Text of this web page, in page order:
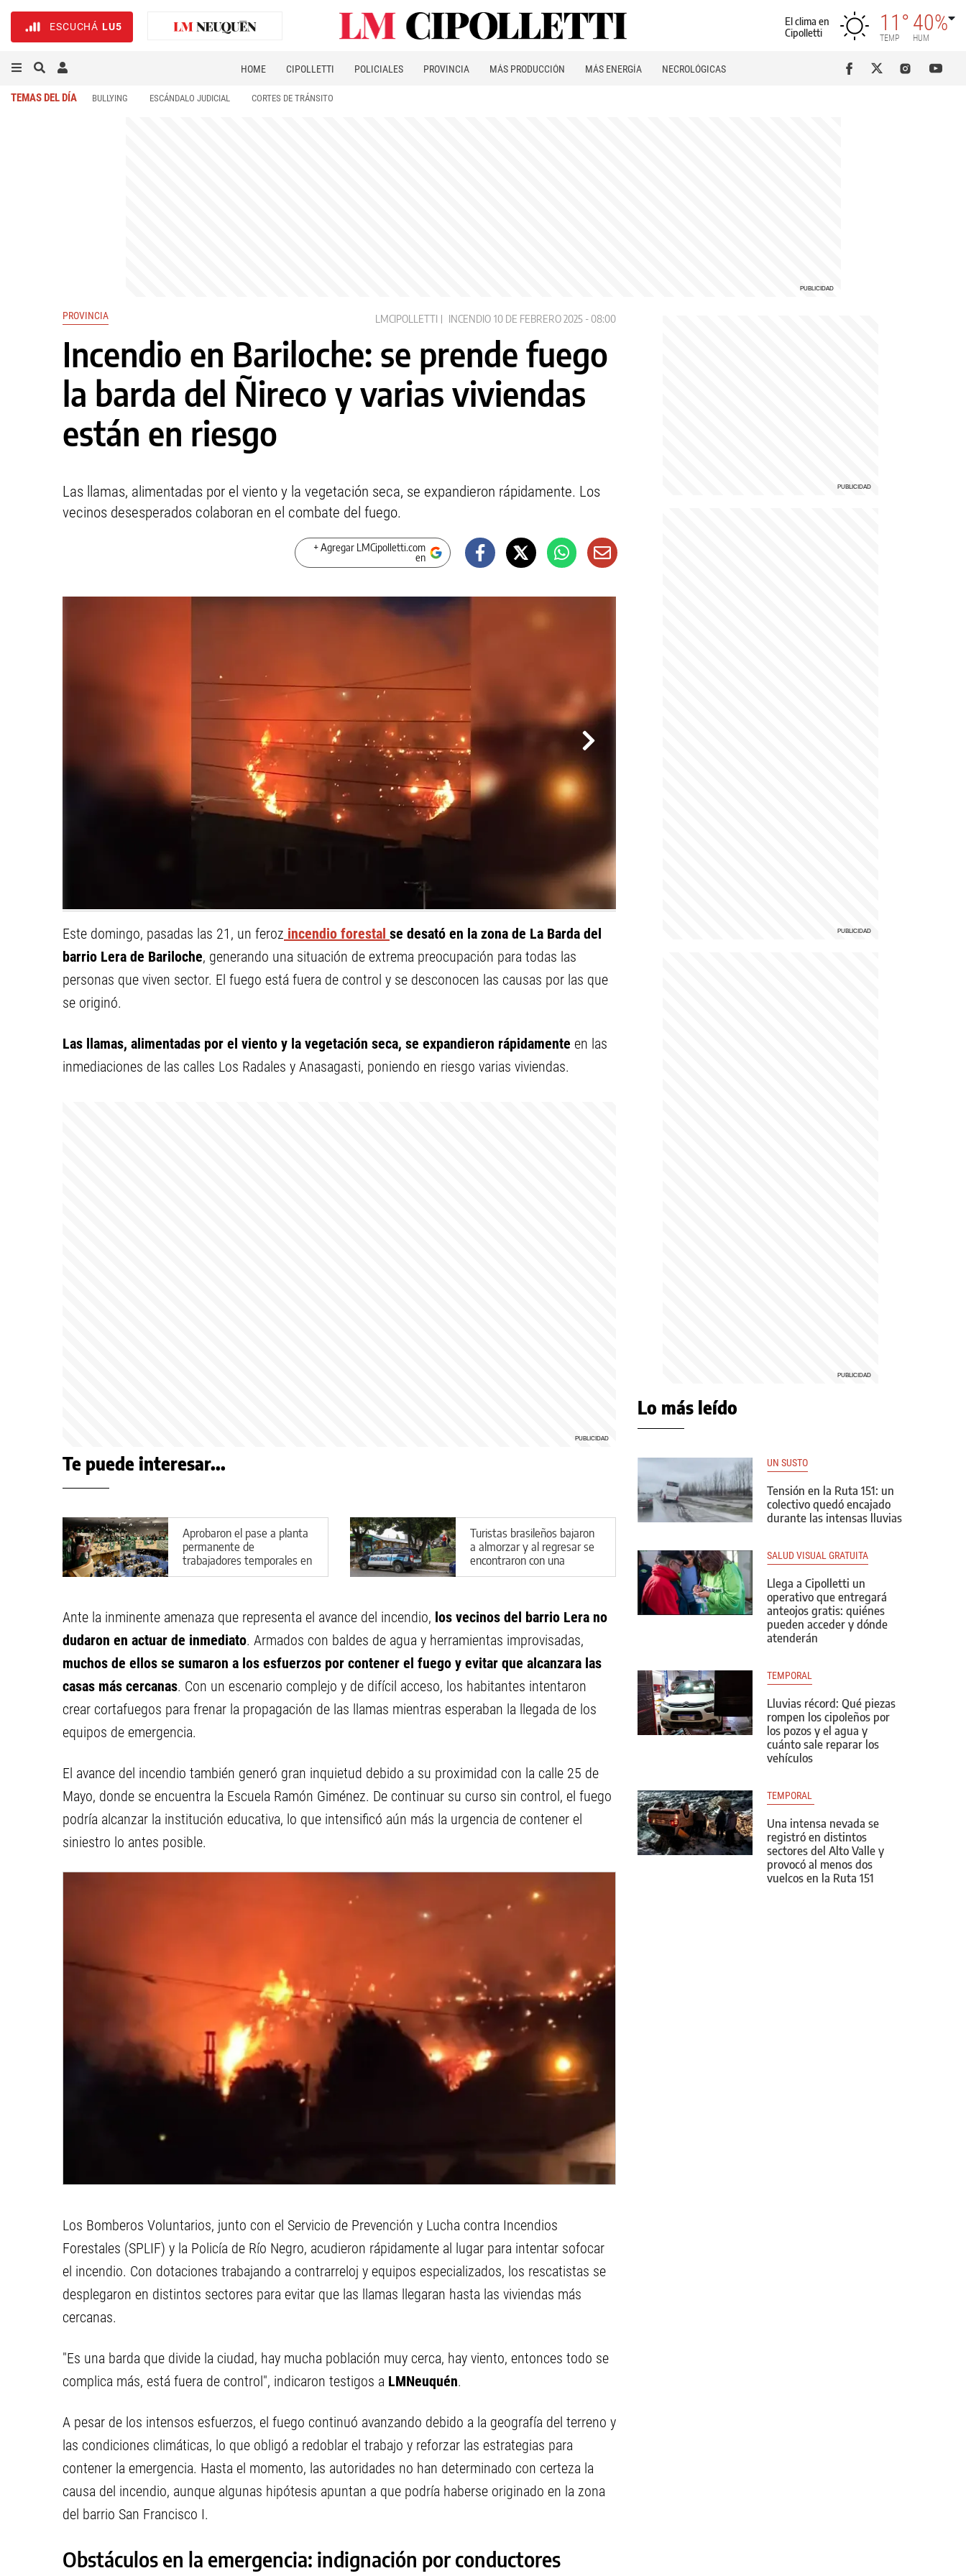
ESCUCHÁ LU5
El clima en
Cipolletti
11°
TEMP
40%
HUM
HOME CIPOLLETTI POLICIALES PROVINCIA MÁS PRODUCCIÓN MÁS ENERGÍA NECROLÓGICAS
TEMAS DEL DÍA BULLYING ESCÁNDALO JUDICIAL CORTES DE TRÁNSITO
PROVINCIA LMCIPOLLETTI INCENDIO 10 DE FEBRERO 2025 - 08:00
Incendio en Bariloche: se prende fuego
la barda del Ñireco y varias viviendas
están en riesgo
Las llamas, alimentadas por el viento y la vegetación seca, se expandieron rápidamente. Los
vecinos desesperados colaboran en el combate del fuego.
+ Agregar LMCipolletti.com
en
Este domingo, pasadas las 21, un feroz incendio forestal se desató en la zona de La Barda del
barrio Lera de Bariloche, generando una situación de extrema preocupación para todas las
personas que viven sector. El fuego está fuera de control y se desconocen las causas por las que
se originó.
Las llamas, alimentadas por el viento y la vegetación seca, se expandieron rápidamente en las
inmediaciones de las calles Los Radales y Anasagasti, poniendo en riesgo varias viviendas.
Te puede interesar...
Aprobaron el pase a planta
permanente de
trabajadores temporales en
Río Negro
Turistas brasileños bajaron
a almorzar y al regresar se
encontraron con una
pesadilla
Ante la inminente amenaza que representa el avance del incendio, los vecinos del barrio Lera no
dudaron en actuar de inmediato. Armados con baldes de agua y herramientas improvisadas,
muchos de ellos se sumaron a los esfuerzos por contener el fuego y evitar que alcanzara las
casas más cercanas. Con un escenario complejo y de difícil acceso, los habitantes intentaron
crear cortafuegos para frenar la propagación de las llamas mientras esperaban la llegada de los
equipos de emergencia.
El avance del incendio también generó gran inquietud debido a su proximidad con la calle 25 de
Mayo, donde se encuentra la Escuela Ramón Giménez. De continuar su curso sin control, el fuego
podría alcanzar la institución educativa, lo que intensificó aún más la urgencia de contener el
siniestro lo antes posible.
Los Bomberos Voluntarios, junto con el Servicio de Prevención y Lucha contra Incendios
Forestales (SPLIF) y la Policía de Río Negro, acudieron rápidamente al lugar para intentar sofocar
el incendio. Con dotaciones trabajando a contrarreloj y equipos especializados, los rescatistas se
desplegaron en distintos sectores para evitar que las llamas llegaran hasta las viviendas más
cercanas.
"Es una barda que divide la ciudad, hay mucha población muy cerca, hay viento, entonces todo se
complica más, está fuera de control", indicaron testigos a LMNeuquén.
A pesar de los intensos esfuerzos, el fuego continuó avanzando debido a la geografía del terreno y
las condiciones climáticas, lo que obligó a redoblar el trabajo y reforzar las estrategias para
contener la emergencia. Hasta el momento, las autoridades no han determinado con certeza la
causa del incendio, aunque algunas hipótesis apuntan a que podría haberse originado en la zona
del barrio San Francisco I.
Obstáculos en la emergencia: indignación por conductores
Lo más leído
UN SUSTO
Tensión en la Ruta 151: un
colectivo quedó encajado
durante las intensas lluvias
SALUD VISUAL GRATUITA
Llega a Cipolletti un
operativo que entregará
anteojos gratis: quiénes
pueden acceder y dónde
atenderán
TEMPORAL
Lluvias récord: Qué piezas
rompen los cipoleños por
los pozos y el agua y
cuánto sale reparar los
vehículos
TEMPORAL
Una intensa nevada se
registró en distintos
sectores del Alto Valle y
provocó al menos dos
vuelcos en la Ruta 151